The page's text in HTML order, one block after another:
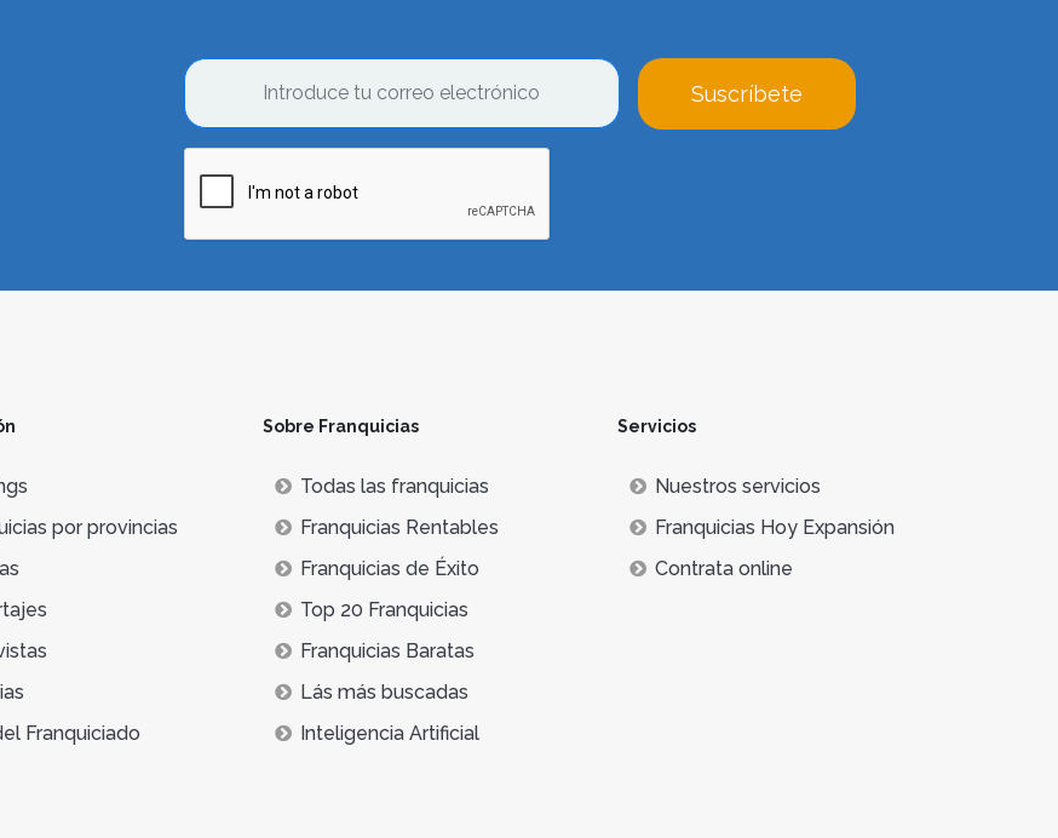
Suscríbete
por provincias
Franquiciado
Sobre Franquicias
Todas las franquicias
Franquicias Rentables
Franquicias de Éxito
Top 20 Franquicias
Franquicias Baratas
Lás más buscadas
Inteligencia Artificial
Servicios
Nuestros servicios
Franquicias Hoy Expansión
Contrata online